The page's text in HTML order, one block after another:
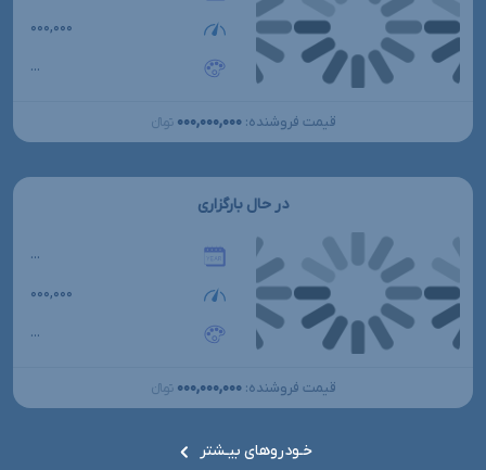
۰۰۰,۰۰۰
...
قیمت فروشنده: ۰۰۰,۰۰۰,۰۰۰ تومانءءء
در حال بارگزاری
...
۰۰۰,۰۰۰
...
قیمت فروشنده: ۰۰۰,۰۰۰,۰۰۰ تومانءءء
خـودروهای بیـشتر